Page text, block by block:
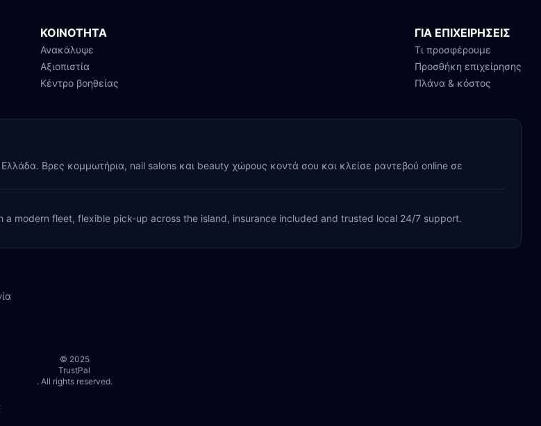
ΚΟΙΝΟΤΗΤΑ
Ανακάλυψε
Αξιοπιστία
Κέντρο βοηθείας
ΓΙΑ ΕΠΙΧΕΙΡΗΣΕΙΣ
Τι προσφέρουμε
Προσθήκη επιχείρησης
Πλάνα & κόστος
Βρες κομμωτήρια, nail salons και beauty χώρους κοντά σου και κλείσε ραντεβού online σε
a modern fleet, flexible pick-up across the island, insurance included and trusted local 24/7 support.
© 2025
TrustPal
. All rights reserved.